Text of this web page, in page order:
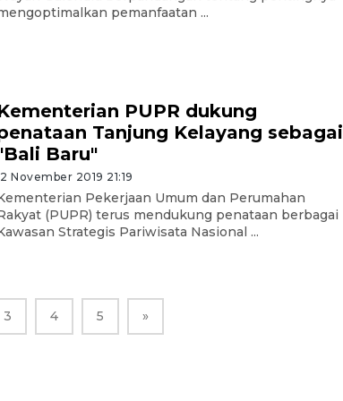
pemanfaatan ...
PUPR dukung
Tanjung Kelayang sebagai
Baru"
November 2019 21:19
Pekerjaan Umum dan Perumahan
(PUPR) terus mendukung penataan berbagai
Strategis Pariwisata Nasional ...
3 4 5 »
26 Juli 2026 21:18